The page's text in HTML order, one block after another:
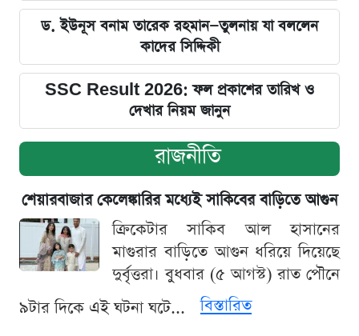
ড. ইউনূস বনাম তারেক রহমান—তুলনায় যা বললেন
কাদের সিদ্দিকী
SSC Result 2026: ফল প্রকাশের তারিখ ও
দেখার নিয়ম জানুন
রাজনীতি
শেয়ারবাজার কেলেঙ্কারির মধ্যেই সাকিবের বাড়িতে আগুন
ক্রিকেটার সাকিব আল হাসানের
মাগুরার বাড়িতে আগুন ধরিয়ে দিয়েছে
দুর্বৃত্তরা। বুধবার (৫ আগস্ট) রাত পৌনে
৯টার দিকে এই ঘটনা ঘটে...
বিস্তারিত